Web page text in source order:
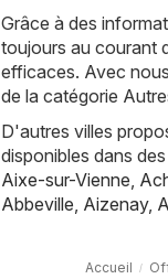
Grâce à des
toujours au courant
efficaces. Avec
de la catégorie
D'autres villes
disponibles dans
Aixe-sur-Vienne
Abbeville Aizenay,
Accueil